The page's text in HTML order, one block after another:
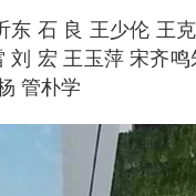
石 良 王少伦 王克
刘 宏 王玉萍 宋齐
管朴学